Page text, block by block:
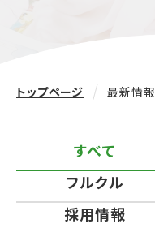
トップページ 最新情報
すべて
フルクル
採用情報